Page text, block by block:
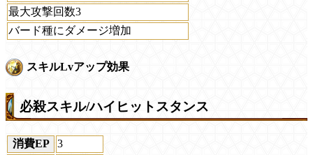
最大攻撃回数3
バード種にダメージ増加
スキルLvアップ効果
必殺スキル/ハイヒットスタンス
消費EP
3